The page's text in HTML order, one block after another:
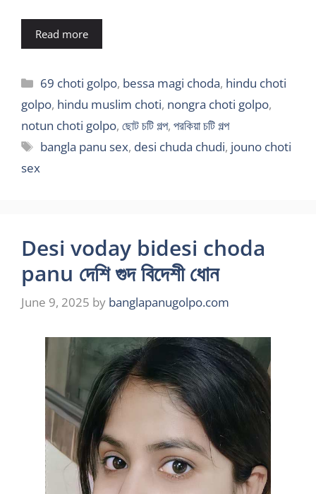
Read more
Categories
69 choti golpo, bessa magi choda, hindu choti
golpo, hindu muslim choti, nongra choti golpo,
notun choti golpo, ছোট চটি গল্প, পরকিয়া চটি গল্প
Tags
bangla panu sex, desi chuda chudi, jouno choti
sex
Desi voday bidesi choda
panu দেশি গুদ বিদেশী ধোন
June 9, 2025 by banglapanugolpo.com